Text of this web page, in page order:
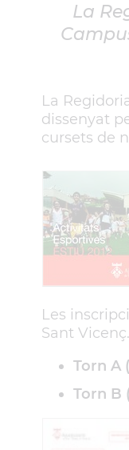
La
La
dissenyat
cursets de
Les
Sant Vicenç.
Torn A
Torn B